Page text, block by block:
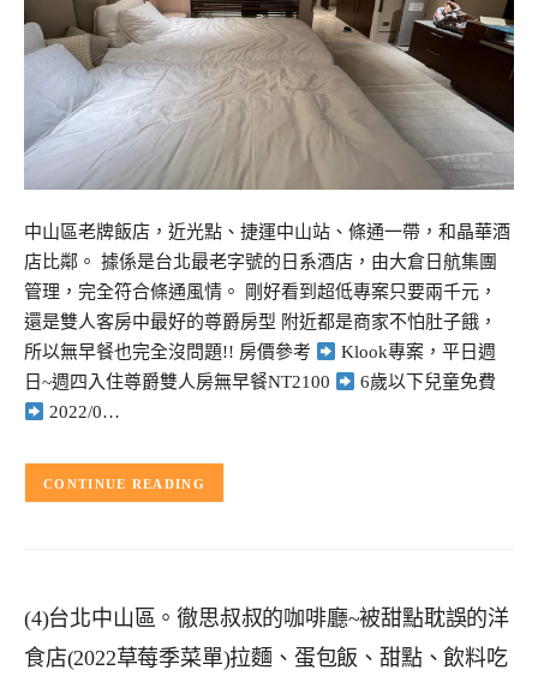
中山區老牌飯店，近光點、捷運中山站、條通一帶，和晶華酒
店比鄰。 據係是台北最老字號的日系酒店，由大倉日航集團
管理，完全符合條通風情。 剛好看到超低專案只要兩千元，
還是雙人客房中最好的尊爵房型 附近都是商家不怕肚子餓，
所以無早餐也完全沒問題!! 房價參考
Klook專案，平日週
日~週四入住尊爵雙人房無早餐NT2100
6歲以下兒童免費
2022/0…
CONTINUE READING
(4)台北中山區。徹思叔叔的咖啡廳~被甜點耽誤的洋
食店(2022草莓季菜單)拉麵、蛋包飯、甜點、飲料吃